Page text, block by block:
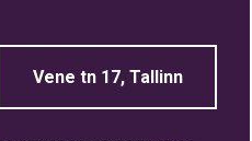
Vene tn 17, Tallinn